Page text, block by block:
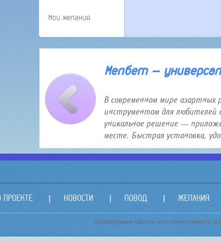
Мои желания
Мелбет —
В современном мире азартных
инструментом для любителей
уникальное решение —
месте. Быстрая установка,
ПРОЕКТЕ НОВОСТИ ПОВОД ЖЕЛАНИЯ
Администрация сайта не несёт ответственности